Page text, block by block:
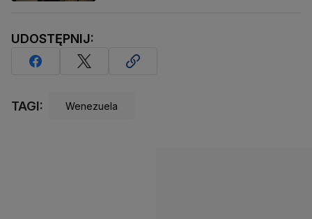
UDOSTĘPNIJ:
TAGI: Wenezuela